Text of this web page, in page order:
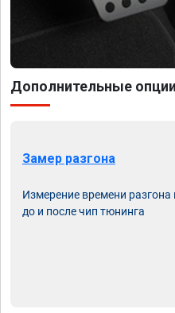
Дополнительные опции
Замер разгона
Измерение времени
до и после чип тюнинга